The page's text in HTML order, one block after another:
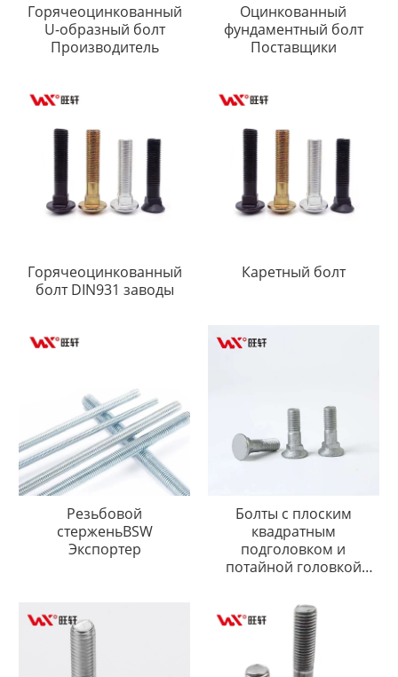
Горячеоцинкованный
U-образный болт
Производитель
Оцинкованный
фундаментный болт
Поставщики
Горячеоцинкованный
болт DIN931 заводы
Каретный болт
Резьбовой
стерженьBSW
Экспортер
Болты с плоским
квадратным
подголовком и
потайной головкой
горячим способом